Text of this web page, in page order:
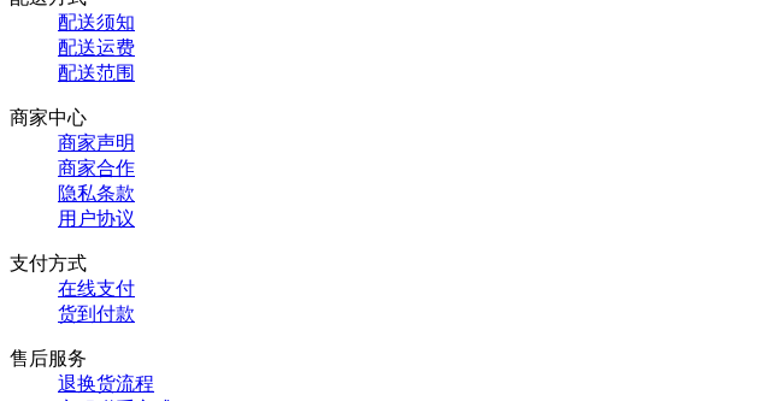
配送须知
配送运费
配送范围
商家中心
商家声明
商家合作
隐私条款
用户协议
支付方式
在线支付
货到付款
售后服务
退换货流程